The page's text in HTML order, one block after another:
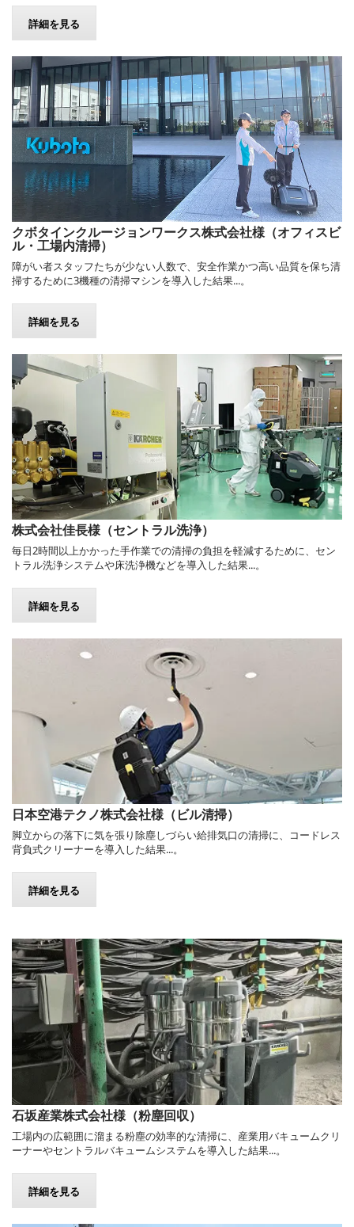
詳細を見る
クボタインクルージョンワークス株式会社様（オフィスビ
ル・工場内清掃）
障がい者スタッフたちが少ない人数で、安全作業かつ高い品質を保ち清
掃するために3機種の清掃マシンを導入した結果...。
詳細を見る
株式会社佳長様（セントラル洗浄）
毎日2時間以上かかった手作業での清掃の負担を軽減するために、セン
トラル洗浄システムや床洗浄機などを導入した結果...。
詳細を見る
日本空港テクノ株式会社様（ビル清掃）
脚立からの落下に気を張り除塵しづらい給排気口の清掃に、コードレス
背負式クリーナーを導入した結果...。
詳細を見る
石坂産業株式会社様（粉塵回収）
工場内の広範囲に溜まる粉塵の効率的な清掃に、産業用バキュームクリ
ーナーやセントラルバキュームシステムを導入した結果...。
詳細を見る